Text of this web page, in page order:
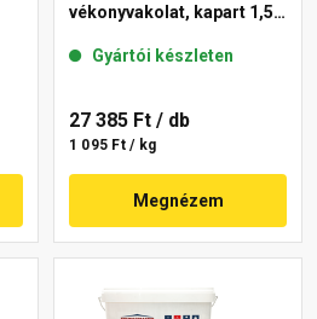
vékonyvakolat, kapart 1,5
Gyártói készleten
27 385 Ft / db
1 095 Ft / kg
Megnézem